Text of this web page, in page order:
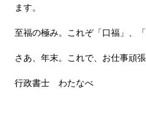
ます。
至福の極み。これぞ「口福」、「
さあ、年末。これで、お仕事頑張
行政書士 わたなべ